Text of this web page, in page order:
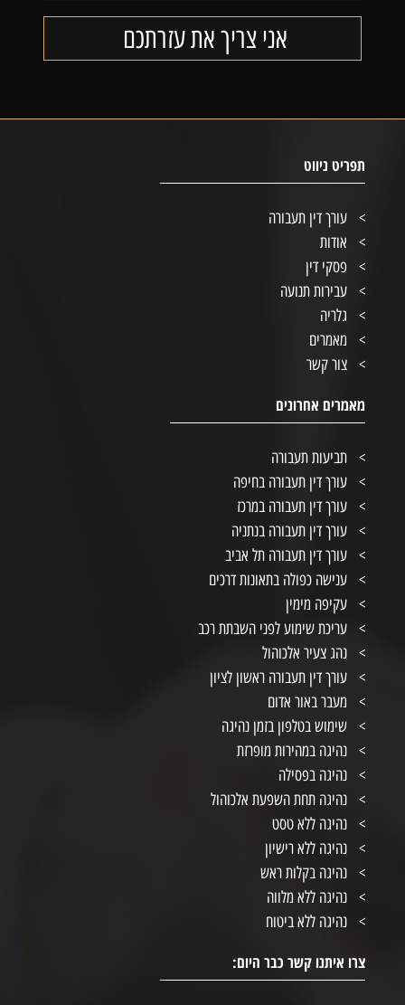
תפריט ניווט
עורך דין תעבורה
אודות
פסקי דין
עבירות תנועה
גלריה
מאמרים
צור קשר
מאמרים אחרונים
תביעות תעבורה
עורך דין תעבורה בחיפה
עורך דין תעבורה במרכז
עורך דין תעבורה בנתניה
עורך דין תעבורה תל אביב
ענישה כפולה בתאונות דרכים
עקיפה מימין
עריכת שימוע לפני השבתת רכב
נהג צעיר אלכוהול
עורך דין תעבורה ראשון לציון
מעבר באור אדום
שימוש בטלפון בזמן נהיגה
נהיגה במהירות מופרזת
נהיגה בפסילה
נהיגה תחת השפעת אלכוהול
נהיגה ללא טסט
נהיגה ללא רישיון
נהיגה בקלות ראש
נהיגה ללא מלווה
נהיגה ללא ביטוח
צרו איתנו קשר כבר היום: